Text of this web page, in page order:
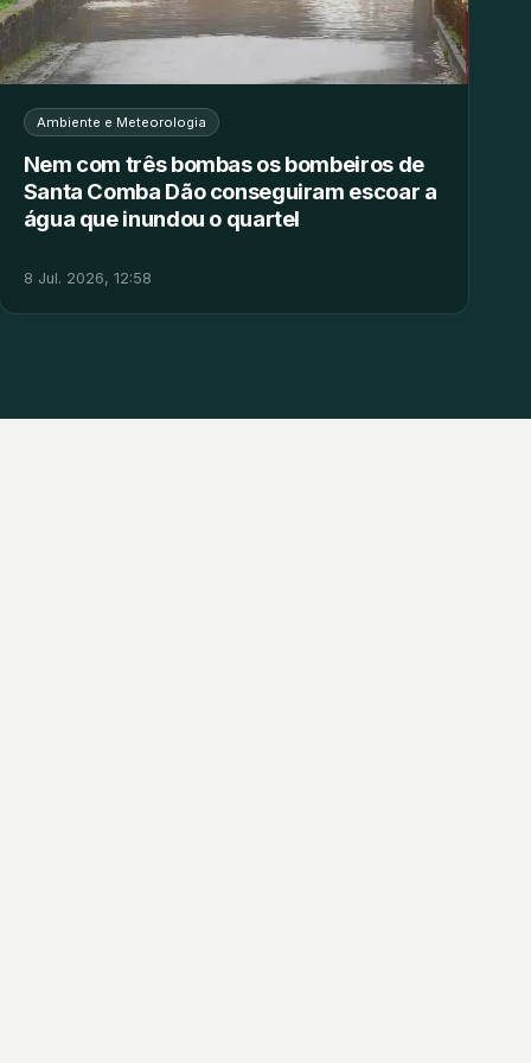
Ambiente e Meteorologia
Nem com três bombas os bombeiros de
Santa Comba Dão conseguiram escoar a
água que inundou o quartel
8 Jul. 2026, 12:58